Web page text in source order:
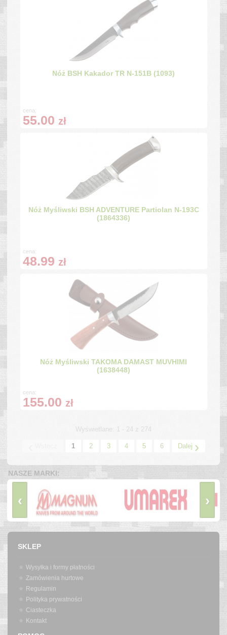
Nóż BSH Kakador TR N-151B (1093)
cena:
55.00 zł
Nóż Myśliwski BSH ADVENTURE Partiolan N-193C
(1864336)
cena:
48.99 zł
Nóż Myśliwski TAKOMA DAMAST MUVHIMI
(1638448)
cena:
155.00 zł
Wyświetlane: 1 - 24 z 274
1 2 3 4 5 6 Dalej ›
NASZE MARKI:
‹ ›
SKLEP
Wysyłka i formy płatności
Zamówienia hurtowe
Regulamin
Polityka prywatności
Ciasteczka
Kontakt